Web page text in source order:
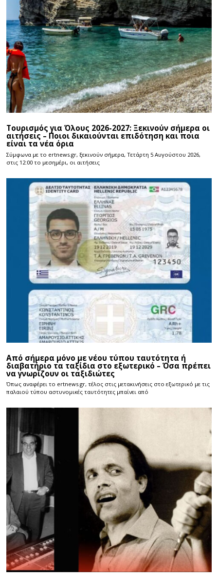
Τουρισμός για Όλους 2026-2027: Ξεκινούν σήμερα οι
αιτήσεις – Ποιοι δικαιούνται επιδότηση και ποια
είναι τα νέα όρια
Σύμφωνα με το ertnews.gr, ξεκινούν σήμερα, Τετάρτη 5 Αυγούστου 2026,
στις 12:00 το μεσημέρι, οι αιτήσεις
Από σήμερα μόνο με νέου τύπου ταυτότητα ή
διαβατήριο τα ταξίδια στο εξωτερικό – Όσα πρέπει
να γνωρίζουν οι ταξιδιώτες
Όπως αναφέρει το ertnews.gr, τέλος στις μετακινήσεις στο εξωτερικό με τις
παλαιού τύπου αστυνομικές ταυτότητες μπαίνει από